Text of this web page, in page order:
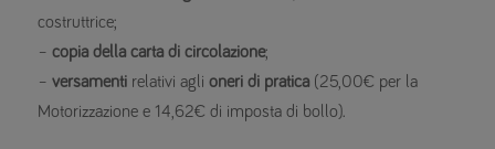
costruttrice;
– copia della carta di circolazione;
– versamenti relativi agli oneri di pratica (25,00€ per la
Motorizzazione e 14,62€ di imposta di bollo).